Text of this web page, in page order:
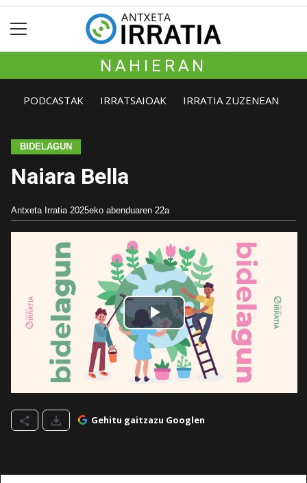
NAHIERAN
PODCASTAK IRRATSAIOAK IRRATIA ZUZENEAN
BIDELAGUN
Naiara Bella
Antxeta Irratia 2025eko abenduaren 22a
Gehitu gaitzazu Googlen